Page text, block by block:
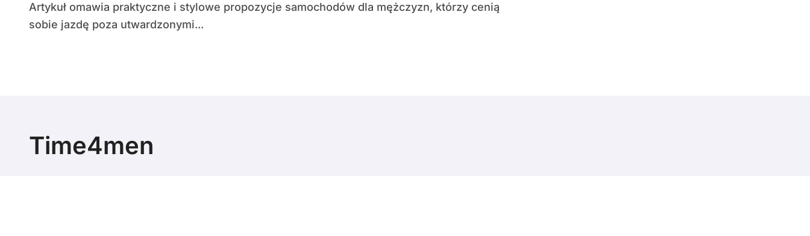
Artykuł omawia praktyczne i stylowe propozycje samochodów dla mężczyzn, którzy cenią
sobie jazdę poza utwardzonymi...
Time4men